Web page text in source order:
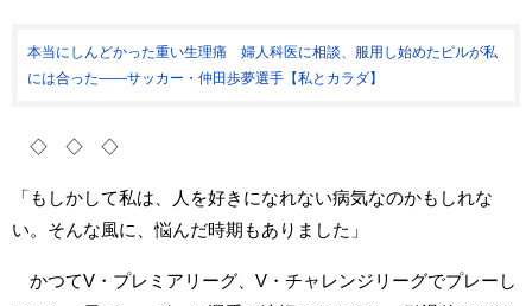
本当にしんどかった重い生理痛 婦人科医に相談、服用し始めたピルが私
には合った――サッカー・仲田歩夢選手【私とカラダ】
◇ ◇ ◇
「もしかして私は、人を好きになれない病気なのかもしれな
い。そんな風に、悩んだ時期もありました」
かつてV・プレミアリーグ、V・チャレンジリーグでプレーし